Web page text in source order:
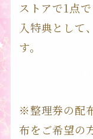
ストアで1点
入特典として
す。
※整理券の配
布をご希望の